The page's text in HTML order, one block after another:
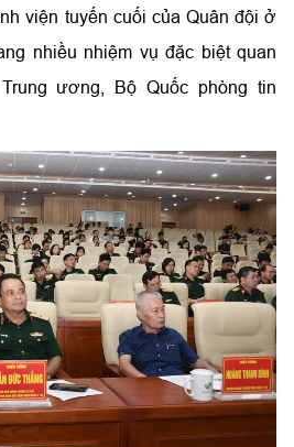
viện tuyến cuối của Quân đội ở
nhiều nhiệm vụ đặc biệt quan
ương, Bộ Quốc phòng tin